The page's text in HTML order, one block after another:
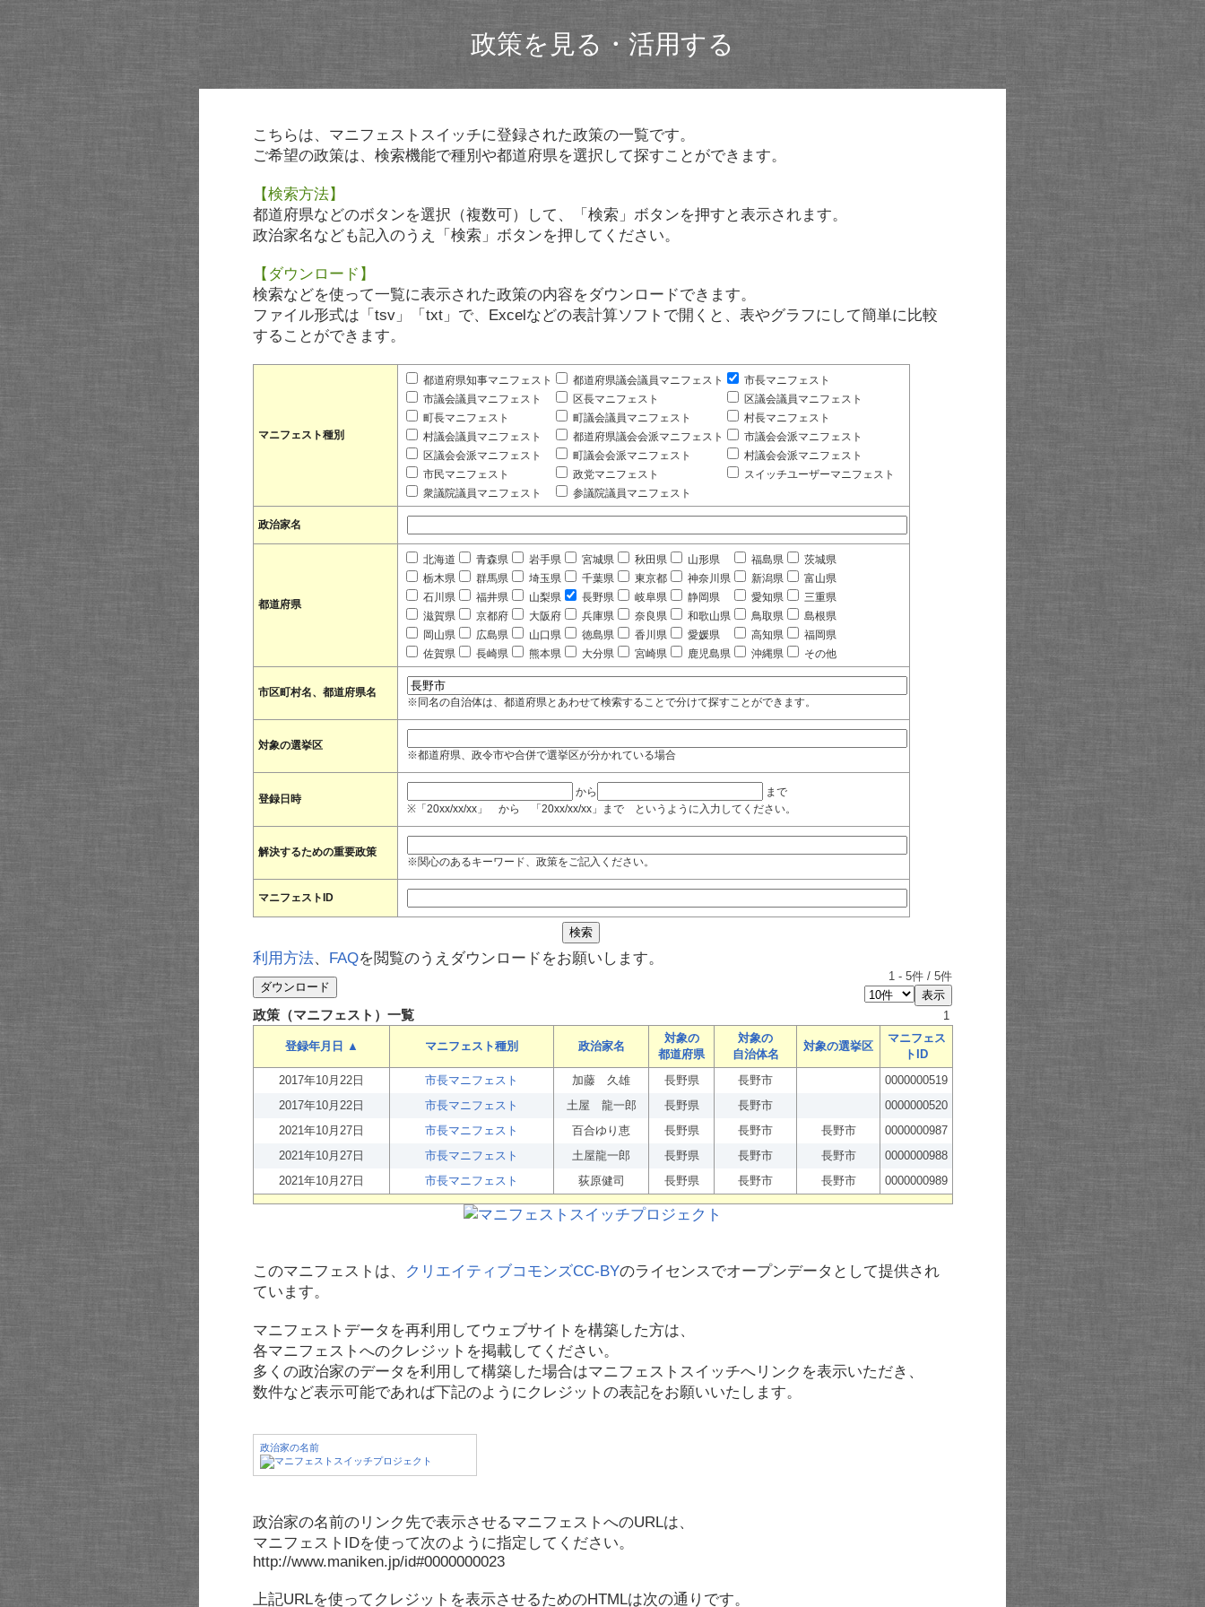
政策を見る・活用する
こちらは、マニフェストスイッチに登録された政策の一覧です。
ご希望の政策は、検索機能で種別や都道府県を選択して探すことができます。
【検索方法】
都道府県などのボタンを選択（複数可）して、「検索」ボタンを押すと表示されます。
政治家名なども記入のうえ「検索」ボタンを押してください。
【ダウンロード】
検索などを使って一覧に表示された政策の内容をダウンロードできます。
ファイル形式は「tsv」「txt」で、Excelなどの表計算ソフトで開くと、表やグラフにして簡単に比較
することができます。
マニフェスト種別
都道府県知事マニフェスト 都道府県議会議員マニフェスト
市長マニフェスト
市議会議員マニフェスト
区長マニフェスト
区議会議員マニフェスト
町長マニフェスト
町議会議員マニフェスト
村長マニフェスト
村議会議員マニフェスト
都道府県議会会派マニフェスト
市議会会派マニフェスト
区議会会派マニフェスト
町議会会派マニフェスト
村議会会派マニフェスト
市民マニフェスト
政党マニフェスト
スイッチユーザーマニフェスト
衆議院議員マニフェスト
参議院議員マニフェスト
政治家名
都道府県
北海道 青森県 岩手県 宮城県 秋田県 山形県 福島県
茨城県
栃木県
群馬県 埼玉県 千葉県 東京都 神奈川県 新潟県
富山県
石川県
福井県 山梨県 長野県 岐阜県 静岡県 愛知県
三重県
滋賀県
京都府 大阪府 兵庫県 奈良県 和歌山県 鳥取県
島根県
岡山県
広島県 山口県 徳島県 香川県 愛媛県 高知県
福岡県
佐賀県
長崎県 熊本県 大分県 宮崎県 鹿児島県 沖縄県 その他
市区町村名、都道府県名
※同名の自治体は、都道府県とあわせて検索することで分けて探すことができます。
対象の選挙区
※都道府県、政令市や合併で選挙区が分かれている場合
登録日時
から
まで
※「20xx/xx/xx」 から 「20xx/xx/xx」まで というように入力してください。
解決するための重要政策
※関心のあるキーワード、政策をご記入ください。
マニフェストID
利用方法、 FAQを閲覧のうえダウンロードをお願いします。
1 - 5件 / 5件
政策（マニフェスト）一覧 1
登録年月日 ▲ マニフェスト種別 政治家名
対象の
都道府県
対象の
自治体名
対象の選挙区
マニフェス
トID
2017年10月22日
市長マニフェスト 加藤 久雄 長野県 長野市
0000000519
2017年10月22日
市長マニフェスト 土屋 龍一郎 長野県 長野市
0000000520
2021年10月27日
市長マニフェスト 百合ゆり恵 長野県 長野市 長野市
0000000987
2021年10月27日
市長マニフェスト 土屋龍一郎 長野県 長野市 長野市
0000000988
2021年10月27日
市長マニフェスト 荻原健司 長野県 長野市 長野市 0000000989
このマニフェストは、 クリエイティブコモンズCC-BYのライセンスでオープンデータとして提供され
ています。
マニフェストデータを再利用してウェブサイトを構築した方は、
各マニフェストへのクレジットを掲載してください。
多くの政治家のデータを利用して構築した場合はマニフェストスイッチへリンクを表示いただき、
数件など表示可能であれば下記のようにクレジットの表記をお願いいたします。
政治家の名前
政治家の名前のリンク先で表示させるマニフェストへのURLは、
マニフェストIDを使って次のように指定してください。
http://www.maniken.jp/id#0000000023
上記URLを使ってクレジットを表示させるためのHTMLは次の通りです。